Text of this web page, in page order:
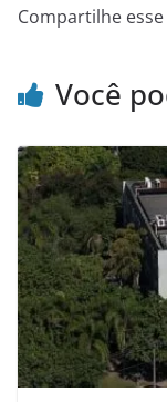
Compartilhe
Você